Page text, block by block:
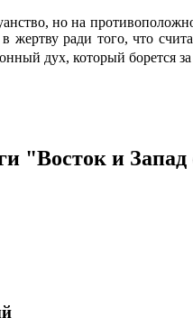
но на
в жертву ради того, что
дух, который борется
"Восток и